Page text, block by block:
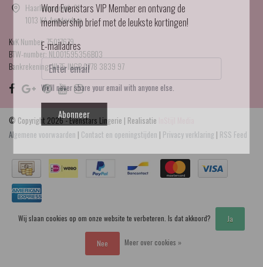
Haarlemmerdijk 21
1013 KA Amsterdam
KvK Number: 75017679
BTW-number: NL001595356B03
Bankrekening: NL75 INGB 0778 3839 97
© Copyright 2026 - Evenstars Lingerie | Realisatie
Algemene voorwaarden | Contact en openingstijden | Privacy verklaring | RSS Feed
Word Evenstars VIP Member en ontvang de
membership brief met de leukste kortingen!
E-mailadres
We'll never share your email with anyone else.
Abonneer
Wij slaan cookies op om onze website te verbeteren. Is dat akkoord? Ja
Nee Meer over cookies »